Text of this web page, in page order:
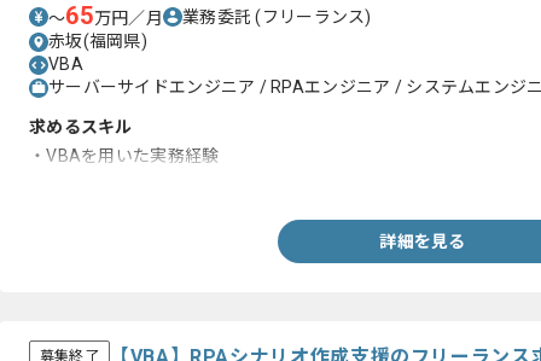
〜65万円／月 業務委託(フリーランス)
赤坂(福岡県)
VBA
サーバーサイドエンジニア / RPAエンジニア / システムエンジ
求めるスキル
・VBAを用いた実務経験
詳細を見る
募集終了 【VBA】RPAシナリオ作成支援のフリーランス